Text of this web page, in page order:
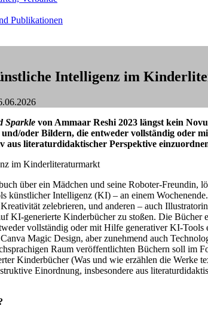
Publikationen
Intelligenz im
Sparkle von Ammaar Reshi 2023 längst kein
und/oder Bildern, die entweder vollständig
literaturdidaktischer Perspektive
über ein Mädchen und seine Roboter-Freundin,
künstlicher Intelligenz (KI) – an einem
zelebrieren, und anderen – auch
KI-generierte Kinderbücher zu stoßen. Die
vollständig oder mit Hilfe generativer KI-
Magic Design, aber zunehmend auch
Raum veröffentlichten Büchern soll im
Kinderbücher (Was und wie erzählen die
Einordnung, insbesondere aus